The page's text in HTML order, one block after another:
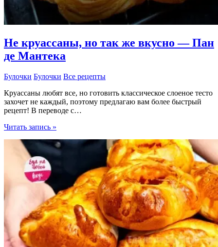
Не круассаны, но так же вкусно — Пан
де Мантека
Булочки Булочки Все рецепты
Круассаны любят все, но готовить классическое слоеное тесто
захочет не каждый, поэтому предлагаю вам более быстрый
рецепт! В переводе с…
Не
вкусно
—
де
Читать запись »